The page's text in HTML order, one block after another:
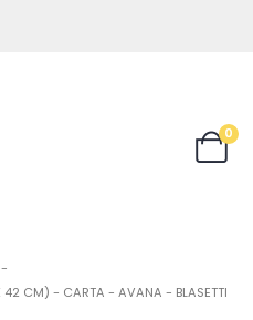
0
-
42 CM) - CARTA - AVANA - BLASETTI